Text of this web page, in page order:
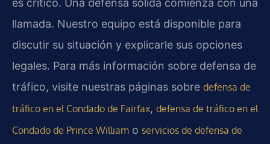
llamada. Nuestro equipo está disponible para
discutir su situación y explicarle sus opciones
legales. Para más información sobre defensa de
tráfico, visite nuestras páginas sobre defensa de
tráfico en el Condado de Fairfax, defensa de tráfico en el
Condado de Prince William o servicios de defensa de